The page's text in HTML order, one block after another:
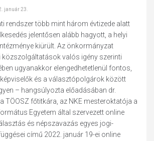
január 23.
rendszer több mint három évtizede alatt
jelentősen alább hagyott, a helyi
kiürült. Az önkormányzat
közszolgáltatások valós igény szerinti
ugyanakkor elengedhetetlenül fontos,
és a választópolgárok között
– hangsúlyozta előadásában dr.
TÖOSZ főtitkára, az NKE mesteroktatója a
Egyetem által szervezett online
és népszavazás egyes jogi-
című 2022. január 19-ei online